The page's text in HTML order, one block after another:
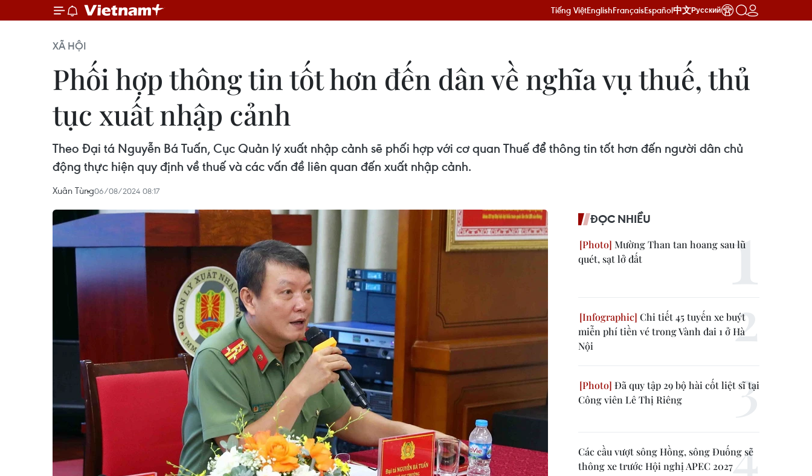
Tiếng ViệtEnglishFrançaisEspañol中文Русский
XÃ HỘI
Phối hợp thông tin tốt hơn đến dân về nghĩa vụ thuế, thủ
tục xuất nhập cảnh
Theo Đại tá Nguyễn Bá Tuấn, Cục Quản lý xuất nhập cảnh sẽ phối hợp với cơ quan Thuế để thông tin tốt hơn đến người dân chủ
động thực hiện quy định về thuế và các vấn đề liên quan đến xuất nhập cảnh.
Xuân Tùng06/08/2024 08:17
ĐỌC NHIỀU
Mường Than tan hoang sau lũ
quét, sạt lở đất
Chi tiết 45 tuyến xe buýt
miễn phí tiền vé trong Vành đai 1 ở Hà
Nội
Đã quy tập 29 bộ hài cốt liệt sĩ tại
Công viên Lê Thị Riêng
Các cầu vượt sông Hồng, sông Đuống sẽ
thông xe trước Hội nghị APEC 2027